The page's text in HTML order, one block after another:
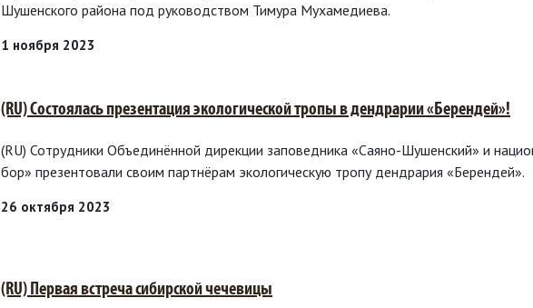
Шушенского района под руководством Тимура Мухамедиева.
1 ноября 2023
(RU) Состоялась презентация экологической тропы в дендрарии «Берендей»!
(RU) Сотрудники Объединённой дирекции заповедника «Саяно-Шушенский» и
бор» презентовали своим партнёрам экологическую тропу дендрария «Берендей».
26 октября 2023
(RU) Первая встреча сибирской чечевицы